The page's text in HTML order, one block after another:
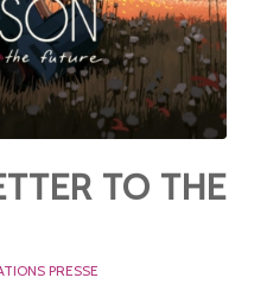
TO THE
PRESSE